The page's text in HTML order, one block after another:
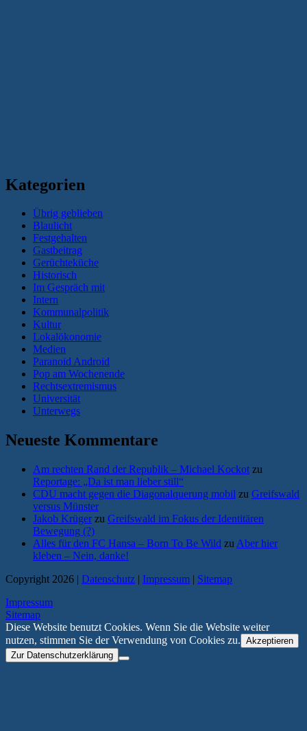
Kategorien
Übrig geblieben
Blaulicht
Festgehalten
Gastbeitrag
Gerüchteküche
Historisch
Im Gespräch mit
Intern
Kommunalpolitik
Kultur
Lokalökonomie
Medien
Paranoid Android
Pop am Wochenende
Rechtsextremismus
Universität
Unterwegs
Neueste Kommentare
Am rechten Rand der Republik – Michael Kockot zu
Reportage: „Da ist man lieber still“
CDU macht gegen die Diagonalquerung mobil zu Greifswald
versus Münster
Jakob Krüger zu Greifswald im Fokus der Identitären
Bewegung (?)
Alles für den FC Hansa – Born To Be Wild zu Aber hier
kleben – Nein, danke!
Copyright 2026 | Datenschutz | Impressum | Sitemap
Impressum
Sitemap
Diese Website benutzt Cookies. Wenn Sie die Website weiter
nutzen, stimmen Sie der Verwendung von Cookies zu. Akzeptieren
Zur Datenschutzerklärung